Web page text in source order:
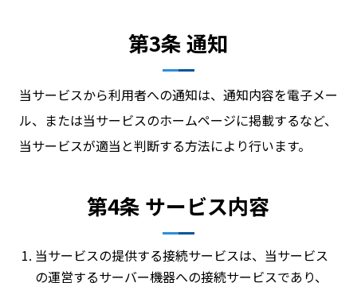
第3条 通知
当サービスから利用者への通知は、通知内容を電子メー
ル、または当サービスのホームページに掲載するなど、
当サービスが適当と判断する方法により行います。
第4条 サービス内容
当サービスの提供する接続サービスは、当サービス
の運営するサーバー機器への接続サービスであり、